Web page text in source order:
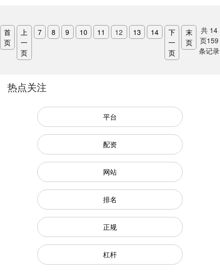
首
页
上
一
页
7 8 9 10 11 12 13 14
下
一
页
末
页
共 14
页159
条记录
热点关注
平台
配资
网站
排名
正规
杠杆